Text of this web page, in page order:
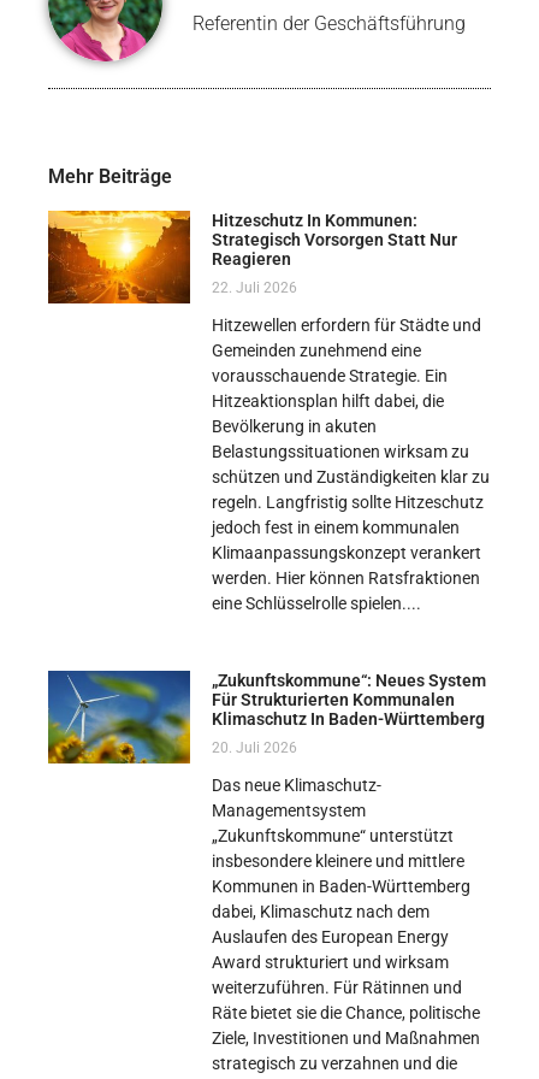
Referentin der Geschäftsführung
Mehr Beiträge
Hitzeschutz In Kommunen:
Strategisch Vorsorgen Statt Nur
Reagieren
22. Juli 2026
Hitzewellen erfordern für Städte und
Gemeinden zunehmend eine
vorausschauende Strategie. Ein
Hitzeaktionsplan hilft dabei, die
Bevölkerung in akuten
Belastungssituationen wirksam zu
schützen und Zuständigkeiten klar zu
regeln. Langfristig sollte Hitzeschutz
jedoch fest in einem kommunalen
Klimaanpassungskonzept verankert
werden. Hier können Ratsfraktionen
eine Schlüsselrolle spielen.
„Zukunftskommune“: Neues System
Für Strukturierten Kommunalen
Klimaschutz In Baden-Württemberg
20. Juli 2026
Das neue Klimaschutz-
Managementsystem
„Zukunftskommune“ unterstützt
insbesondere kleinere und mittlere
Kommunen in Baden-Württemberg
dabei, Klimaschutz nach dem
Auslaufen des European Energy
Award strukturiert und wirksam
weiterzuführen. Für Rätinnen und
Räte bietet sie die Chance, politische
Ziele, Investitionen und Maßnahmen
strategisch zu verzahnen und die